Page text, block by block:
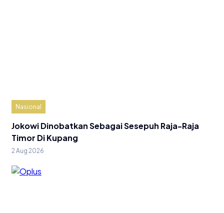
Nasional
Jokowi Dinobatkan Sebagai Sesepuh Raja-Raja
Timor Di Kupang
2 Aug 2026